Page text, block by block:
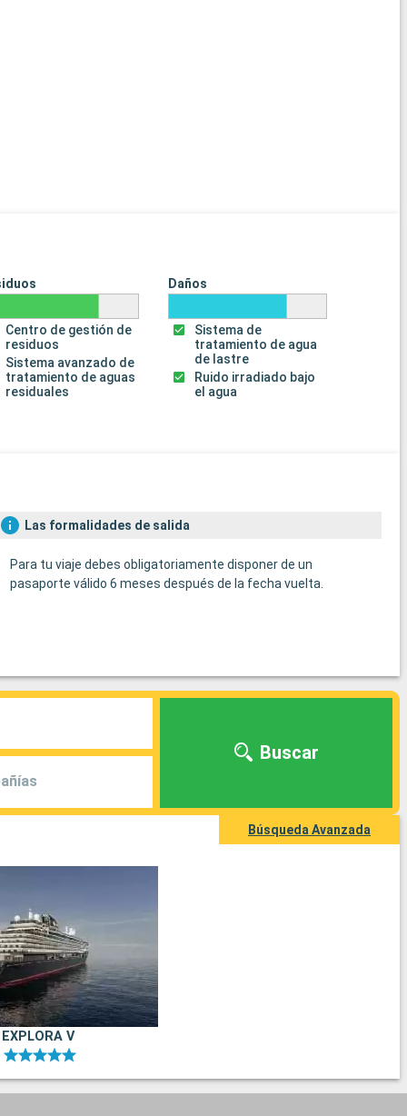
Centro de gestión de
residuos
Sistema avanzado de
tratamiento de aguas
residuales
Daños
Sistema de
tratamiento de agua
de lastre
Ruido irradiado bajo
el agua
Las formalidades de salida
Para tu viaje debes obligatoriamente disponer de un
pasaporte válido 6 meses después de la fecha vuelta.
Buscar
Búsqueda Avanzada
EXPLORA V